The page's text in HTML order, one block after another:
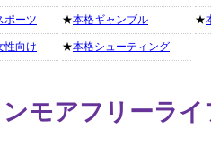
ポーツ
性向け
★本格ギャンブル
★本格シューティング
★
モアフリーラ